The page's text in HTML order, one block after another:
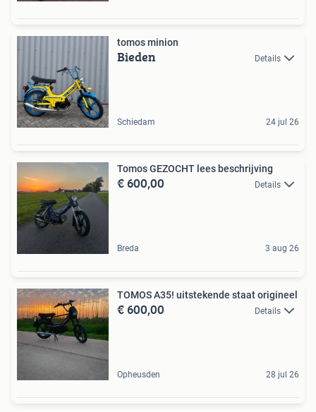
tomos minion
Bieden Details
Schiedam 24 jul 26
Tomos GEZOCHT lees beschrijving
€ 600,00 Details
Breda 3 aug 26
TOMOS A35! uitstekende staat origineel
€ 600,00 Details
Opheusden 28 jul 26